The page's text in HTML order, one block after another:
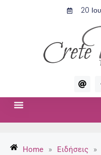
20
A
t
Home » Ειδήσεις »